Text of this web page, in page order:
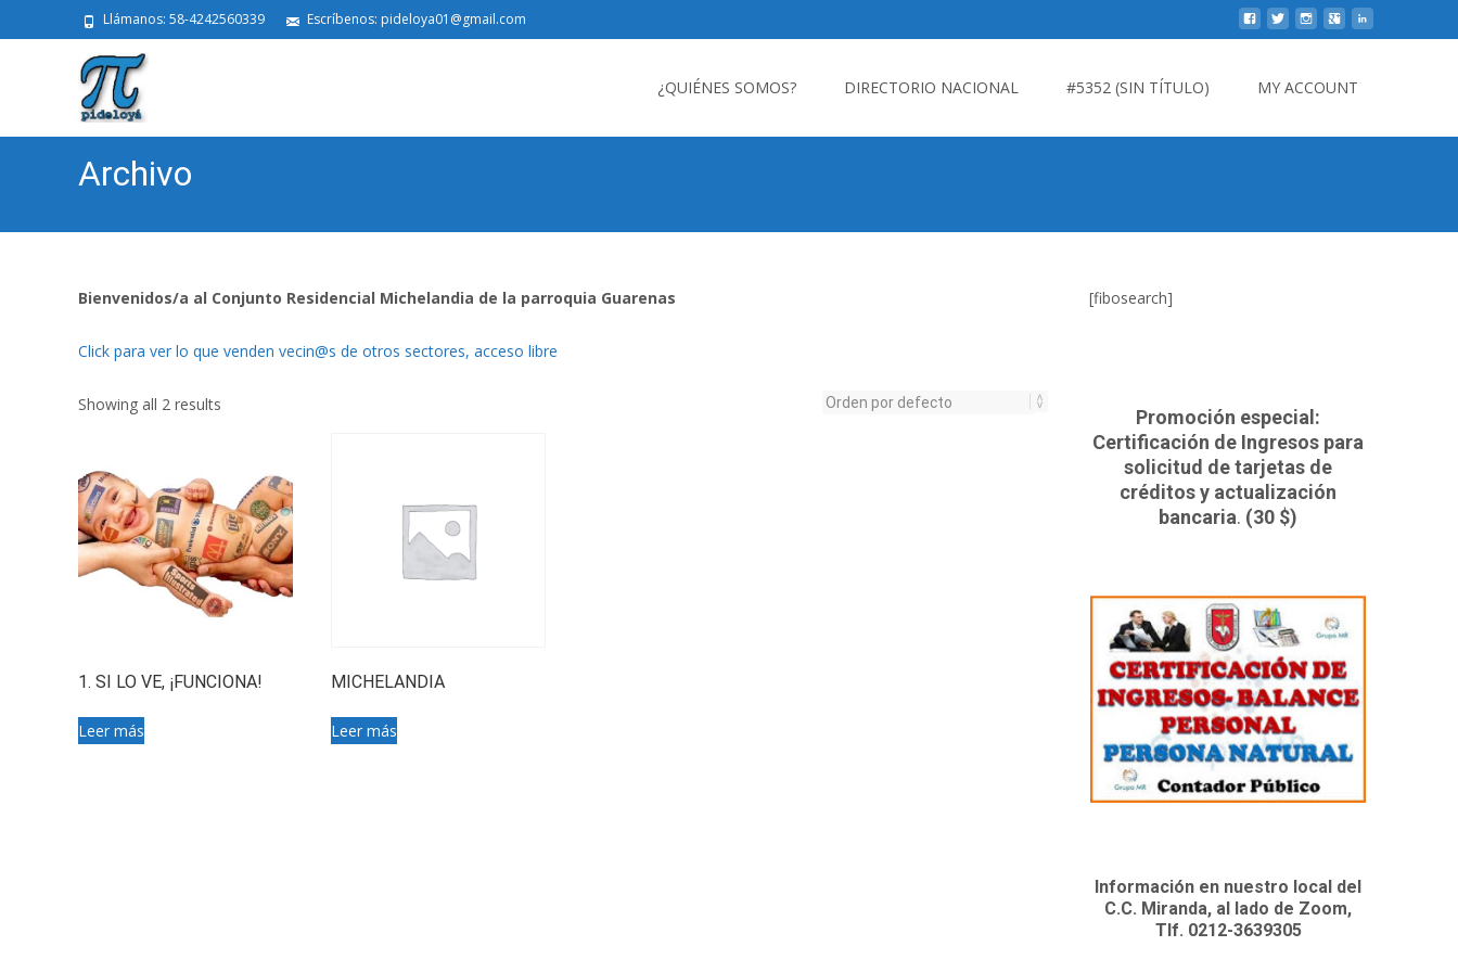
Llámanos: 58-4242560339 Escríbenos: pideloya01@gmail.com
¿QUIÉNES SOMOS? DIRECTORIO NACIONAL #5352 (SIN TÍTULO) MY ACCOUNT
Archivo
Bienvenidos/a al Conjunto Residencial Michelandia de la parroquia Guarenas
Click para ver lo que venden vecin@s de otros sectores, acceso libre
Showing all 2 results
1. SI LO VE, ¡FUNCIONA!
Leer más
MICHELANDIA
Leer más
[fibosearch]
Promoción especial:
Certificación de Ingresos para
solicitud de tarjetas de
créditos y actualización
bancaria. (30 $)
Información en nuestro local del
C.C. Miranda, al lado de Zoom,
Tlf. 0212-3639305